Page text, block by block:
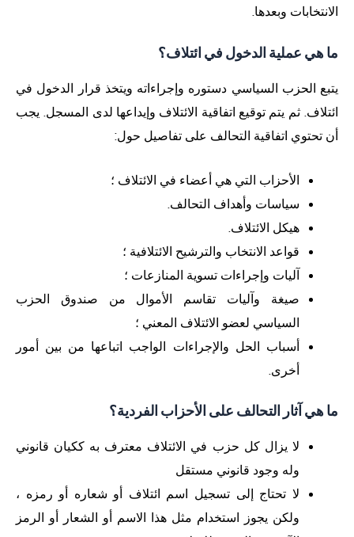
الانتخابات وبعدها.
ما هي عملية الدخول في ائتلاف؟
يتبع الحزب السياسي دستوره وإجراءاته ويتخذ قرار الدخول في
ائتلاف. ثم يتم توقيع اتفاقية الائتلاف وإيداعها لدى المسجل. يجب
أن تحتوي اتفاقية التحالف على تفاصيل حول:
الأحزاب التي هي أعضاء في الائتلاف ؛
سياسات وأهداف التحالف.
هيكل الائتلاف.
قواعد الانتخاب والترشيح الائتلافية ؛
آليات وإجراءات تسوية المنازعات ؛
صيغة وآليات تقاسم الأموال من صندوق الحزب
السياسي لعضو الائتلاف المعني ؛
أسباب الحل والإجراءات الواجب اتباعها من بين أمور
أخرى.
ما هي آثار التحالف على الأحزاب الفردية؟
لا يزال كل حزب في الائتلاف معترف به ككيان قانوني
وله وجود قانوني مستقل
لا تحتاج إلى تسجيل اسم ائتلاف أو شعاره أو رمزه ،
ولكن يجوز استخدام مثل هذا الاسم أو الشعار أو الرمز